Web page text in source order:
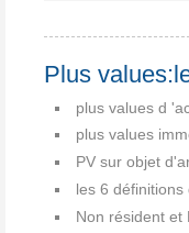
Plus
plus values d
plus values
PV sur objet
les 6 définitions
Non résident et